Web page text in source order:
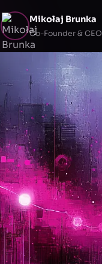
Mikołaj Brunka
Co-Founder & CEO